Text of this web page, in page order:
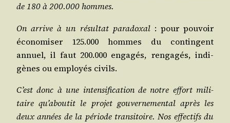
de 180 à 200.000 hommes.
On arrive à un résul­tat para­doxal: pour pou­voir
éco­no­mi­ser 125.000 hommes du contin­gent
annuel, il faut 200.000 enga­gés, ren­ga­gés, indi­
gènes ou employés civils.
C’est donc à une inten­si­fi­ca­tion de notre effort mili­
taire qu’aboutit le pro­jet gou­ver­ne­men­tal après les
deux années de la période tran­si­toire. Nos effec­tifs du